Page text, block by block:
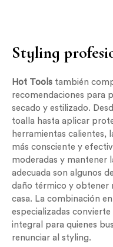
Styling
Hot Tools también
recomendaciones para
secado y estilizado.
toalla hasta aplicar
herramientas calientes,
más consciente y
moderadas y mantener
adecuada son algunos
daño térmico y obtener
casa. La combinación
especializadas convierte
integral para quienes
renunciar al styling.